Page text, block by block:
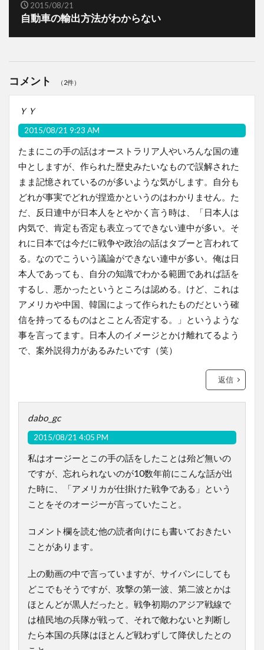
2015/08/21
自動車の輸出方法がわからない
コメント （2件）
ＹＹ
2015/08/21 9:23 AM
たまにこの手の話はオーストラリア人やいろんな国の連
中としますが、作られた歴史みたいなもので誤解された
まま記憶されているのが多いような気がします。自分も
どれが事実でどれが捏造かというのはわかりません。た
だ、反日連中が日本人をとやかく言う時は、「日本人は
内気で、肯定も否定も表立ってできない連中が多い。そ
れに日本では今だに戦争や政治の話はタブーと言われて
る。なのでこういう議論ができない連中が多い。俺は日
本人であっても、自分の知識でわかる範囲であれば話を
するし、悪かったというところは認める。けど、これは
アメリカや中国、韓国によって作られたものだという確
信を持ってるものはとことん否定する。」というような
事を言ってます。日本人のイメージとかけ離れてるよう
で、案外説得力があるみたいです（笑）
返信
dabo_gc
2015/08/21 4:05 PM
私はオージーとこの手の話をしたことは殆ど無いの
ですが、忘れられないのが10数年前にこんな話が出
た時に、「アメリカが仕掛けた戦争である」という
ことをそのオージーが言っていたこと。
コメント欄を読む他の読者向けにも書いておきたい
ことがあります。
上の動画の中で言っていますが、サイパンにしても
どこでもそうですが、攻撃の第一波、第二波とかは
ほとんどが黒人だったと。戦争初期のアジア戦線で
は植民地の兵隊が戦って、それで敵わないと判断し
たら本国の兵隊はほとんど戦わずして降伏したとの